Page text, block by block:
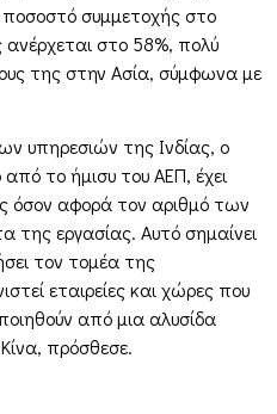
ποσοστό συμμετοχής στο
στο 58%, πολύ
της στην Ασία, σύμφωνα με
υπηρεσιών της Ινδίας, ο
το ήμισυ του ΑΕΠ, έχει
όσον αφορά τον αριθμό των
της εργασίας. Αυτό σημαίνει
τον τομέα της
εταιρείες και χώρες που
από μια αλυσίδα
πρόσθεσε.